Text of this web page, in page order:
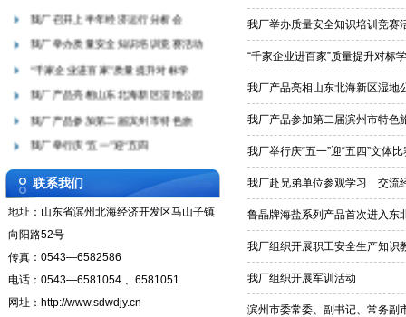
我厂举办质量安全知识培训竞赛活动
我厂产品亮相山东北海新区湿地公园
我厂举行庆“五一”迎“五四
鲁晶牌海盐系列产品首次进入东北市
我厂组织开展职工安全生产知识教育
我厂组织开展军训活动
滨州市委常委、副书记、常务副市长
我厂受邀赴杭州、上海参加展览展示
联系我们
地址：山东省滨州北海经济开发区马山子镇
向阳路52号
传真：0543—6582586
电话：0543—6581054 、6581051
网址：http://www.sdwdjy.cn
我厂举办质量安全知识培训竞赛
“千家企业进百家”质量提升对标
我厂产品亮相山东北海新区湿地
我厂产品参加第二届滨州市特色
我厂举行庆“五一”迎“五四”文体
我厂赴兄弟单位参观学习 交流
鲁晶牌海盐系列产品首次进入东
我厂组织开展职工安全生产知识
我厂组织开展军训活动
滨州市委常委、副书记、常务副